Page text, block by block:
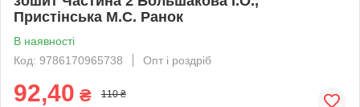
Пристінська М.С. Ранок
В наявності
Код: 9786170965738
Опт і роздріб
92,40 ₴ 110 ₴